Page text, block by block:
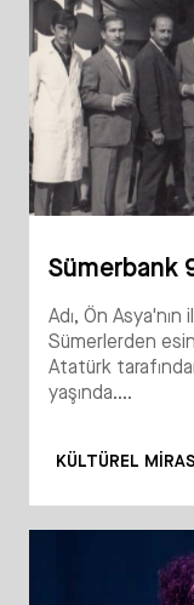
Sümerbank
Adı, Ön
Sümerlerden
Atatürk
yaşında....
KÜLTÜREL MIRAS